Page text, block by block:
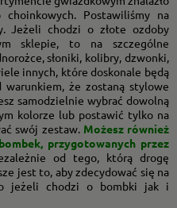
Postawiliśmy na
Jeżeli chodzi o złote ozdoby
sklepie, to na szczególne
słoniki, kolibry, dzwonki,
innych, które doskonale będą
że zostaną stylowe
samodzielnie wybrać dowolną
kolorze lub postawić tylko na
swój zestaw. Możesz również
przygotowanych przez
od tego, którą drogę
jest to, aby zdecydować się na
jeżeli chodzi o bombki jak i